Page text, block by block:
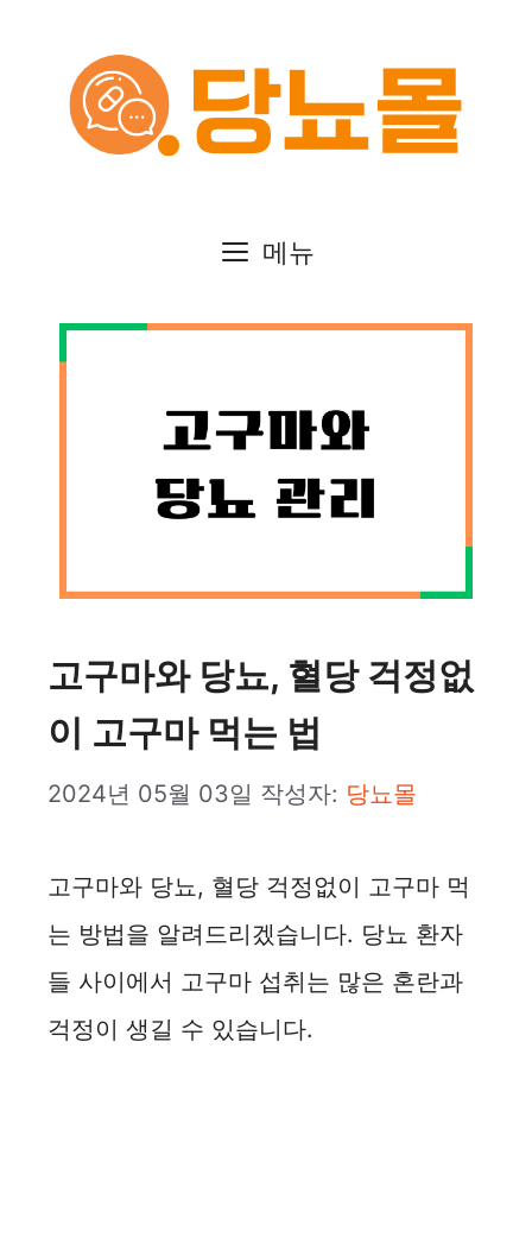
메뉴
고구마와 당뇨, 혈당 걱정없
이 고구마 먹는 법
2024년 05월 03일 작성자: 당뇨몰
고구마와 당뇨, 혈당 걱정없이 고구마 먹
는 방법을 알려드리겠습니다. 당뇨 환자
들 사이에서 고구마 섭취는 많은 혼란과
걱정이 생길 수 있습니다.